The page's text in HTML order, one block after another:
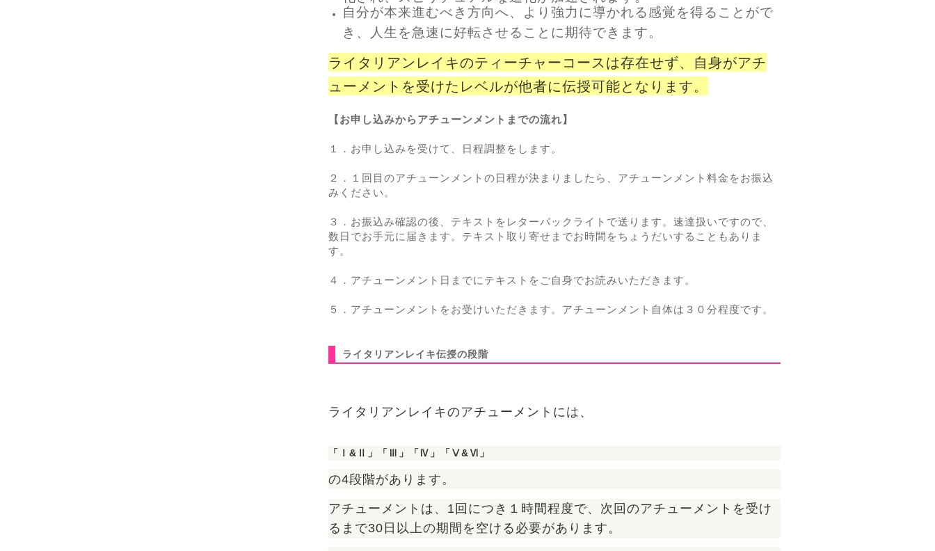
自分が本来進むべき方向へ、より強力に導かれる感覚を得ることがで
き、人生を急速に好転させることに期待できます。
ライタリアンレイキのティーチャーコースは存在せず、自身がアチ
ューメントを受けたレベルが他者に伝授可能となります。
【お申し込みからアチューンメントまでの流れ】
１．お申し込みを受けて、日程調整をします。
２．１回目のアチューンメントの日程が決まりましたら、アチューンメント料金をお振込
みください。
３．お振込み確認の後、テキストをレターパックライトで送ります。速達扱いですので、
数日でお手元に届きます。テキスト取り寄せまでお時間をちょうだいすることもありま
す。
４．アチューンメント日までにテキストをご自身でお読みいただきます。
５．アチューンメントをお受けいただきます。アチューンメント自体は３０分程度です。
ライタリアンレイキ伝授の段階
ライタリアンレイキのアチューメントには、
「Ⅰ&Ⅱ」「Ⅲ」「Ⅳ」「Ⅴ&Ⅵ」
の4段階があります。
アチューメントは、1回につき１時間程度で、次回のアチューメントを受け
るまで30日以上の期間を空ける必要があります。